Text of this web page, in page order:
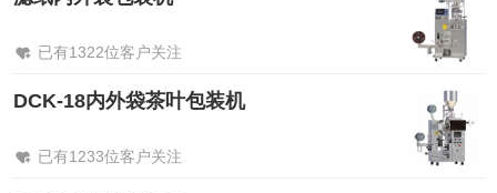
已有1322位客户关注
DCK-18内外袋茶叶包装机
已有1233位客户关注